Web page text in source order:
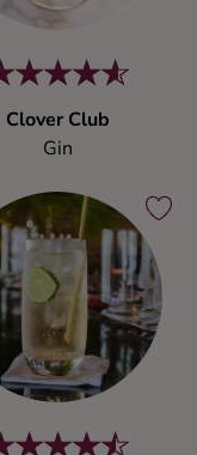
Clover Club
Gin